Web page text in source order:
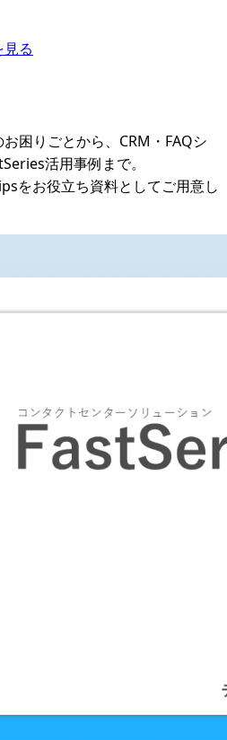
る
困りごとから、CRM・FAQシ
活用事例まで。
をお役立ち資料としてご用意し